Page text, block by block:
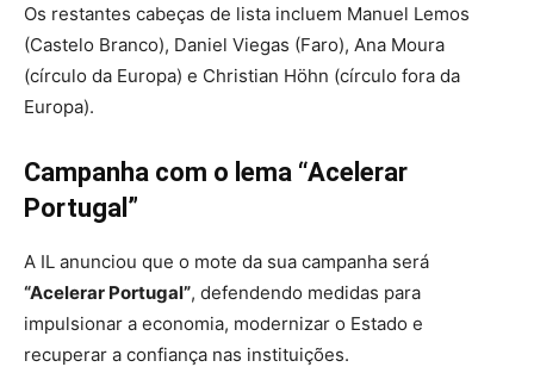
Os restantes cabeças de lista incluem Manuel Lemos
(Castelo Branco), Daniel Viegas (Faro), Ana Moura
(círculo da Europa) e Christian Höhn (círculo fora da
Europa).
Campanha com o lema “Acelerar
Portugal”
A IL anunciou que o mote da sua campanha será
“Acelerar Portugal”, defendendo medidas para
impulsionar a economia, modernizar o Estado e
recuperar a confiança nas instituições.